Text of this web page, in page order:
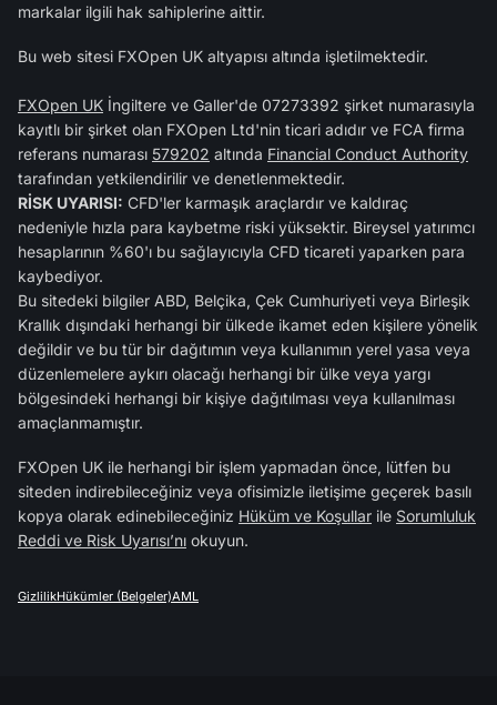
markalar ilgili hak sahiplerine aittir.
Bu web sitesi FXOpen UK altyapısı altında işletilmektedir.
FXOpen UK İngiltere ve Galler'de 07273392 şirket numarasıyla
kayıtlı bir şirket olan FXOpen Ltd'nin ticari adıdır ve FCA firma
referans numarası 579202 altında Financial Conduct Authority
tarafından yetkilendirilir ve denetlenmektedir.
RİSK UYARISI: CFD'ler karmaşık araçlardır ve kaldıraç
nedeniyle hızla para kaybetme riski yüksektir. Bireysel yatırımcı
hesaplarının %60'ı bu sağlayıcıyla CFD ticareti yaparken para
kaybediyor.
Bu sitedeki bilgiler ABD, Belçika, Çek Cumhuriyeti veya Birleşik
Krallık dışındaki herhangi bir ülkede ikamet eden kişilere yönelik
değildir ve bu tür bir dağıtımın veya kullanımın yerel yasa veya
düzenlemelere aykırı olacağı herhangi bir ülke veya yargı
bölgesindeki herhangi bir kişiye dağıtılması veya kullanılması
amaçlanmamıştır.
FXOpen UK ile herhangi bir işlem yapmadan önce, lütfen bu
siteden indirebileceğiniz veya ofisimizle iletişime geçerek basılı
kopya olarak edinebileceğiniz Hüküm ve Koşullar ile Sorumluluk
Reddi ve Risk Uyarısı’nı okuyun.
GizlilikHükümler (Belgeler)AML